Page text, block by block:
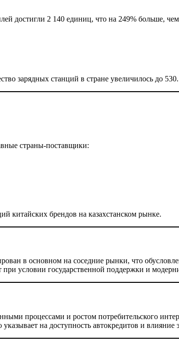
достигли 2 140 единиц, что на 249% больше,
зарядных станций в стране увеличилось до 530.
страны-поставщики:
китайских брендов на казахстанском рынке.
в основном на соседние рынки, что
условии государственной поддержки и
процессами и ростом потребительского
на доступность автокредитов и влияние